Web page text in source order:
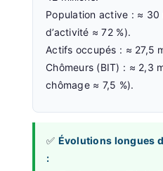
Population active : ≈ 30
d’activité ≈ 72 %).
Actifs occupés : ≈ 27,5
Chômeurs (BIT) : ≈ 2,3
chômage ≈ 7,5 %).
✅ Évolutions longues
: